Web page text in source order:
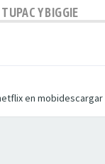
Y BIGGIE
en mobidescargar